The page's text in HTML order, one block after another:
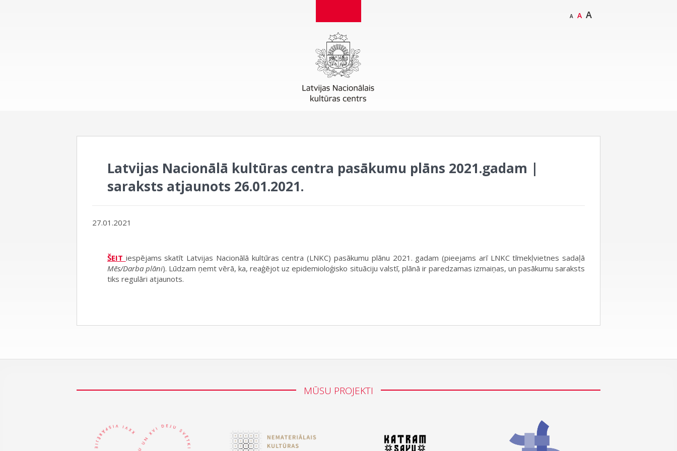
A A A
Latvijas Nacionālā kultūras centra pasākumu plāns 2021.gadam |
saraksts atjaunots 26.01.2021.
27.01.2021
ŠEIT iespējams skatīt Latvijas Nacionālā kultūras centra (LNKC) pasākumu plānu 2021. gadam (pieejams arī LNKC tīmekļvietnes sadaļā
Mēs/Darba plāni). Lūdzam ņemt vērā, ka, reaģējot uz epidemioloģisko situāciju valstī, plānā ir paredzamas izmaiņas, un pasākumu saraksts
tiks regulāri atjaunots.
MŪSU PROJEKTI